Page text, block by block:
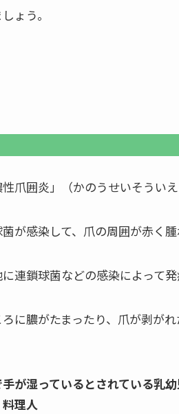
ょう。
爪囲炎」（かのうせいそういえ
が感染 して、爪の周囲が赤く
連鎖球菌などの感染によって発
に膿がたまったり、爪が剥が
が湿っているとされている乳
料理人